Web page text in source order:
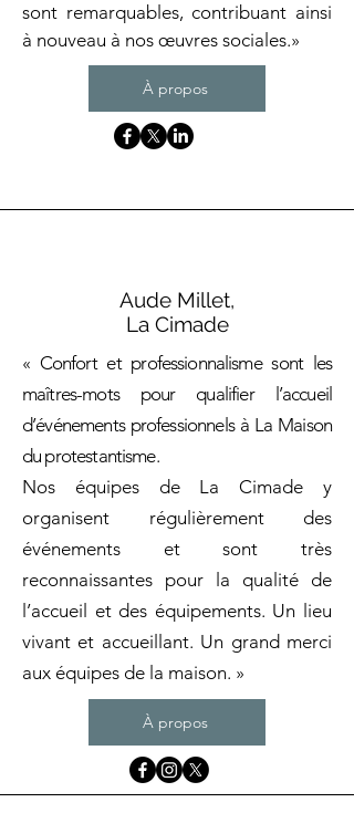
sont remarquables, contribuant ainsi
à nouveau à nos œuvres sociales.»
À propos
Aude Millet,
La Cimade
« Confort et professionnalisme sont les
maîtres-mots pour qualifier l’accueil
d’événements professionnels à La Maison
du protestantisme.
Nos équipes de La Cimade y
organisent régulièrement des
événements et sont très
reconnaissantes pour la qualité de
l’accueil et des équipements. Un lieu
vivant et accueillant. Un grand merci
aux équipes de la maison. »
À propos